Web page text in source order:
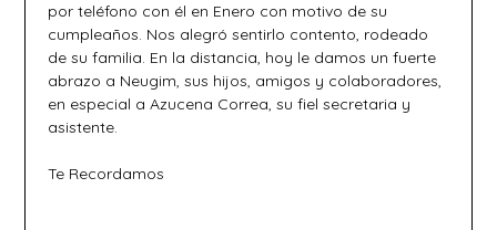
por teléfono con él en Enero con motivo de su
cumpleaños. Nos alegró sentirlo contento, rodeado
de su familia. En la distancia, hoy le damos un fuerte
abrazo a Neugim, sus hijos, amigos y colaboradores,
en especial a Azucena Correa, su fiel secretaria y
asistente.
Te Recordamos